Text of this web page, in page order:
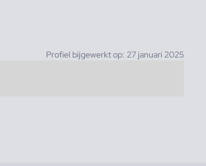
Profiel bijgewerkt op: 27 januari 2025